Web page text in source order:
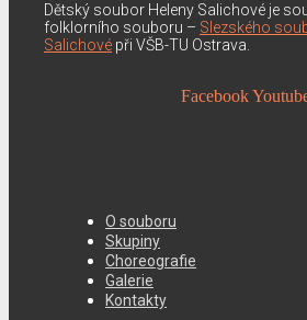
Dětský soubor Heleny Salichové je
folklorního souboru – Slezského
Salichové při VŠB-TU Ostrava.
Facebook
O souboru
Skupiny
Choreografie
Galerie
Kontakty